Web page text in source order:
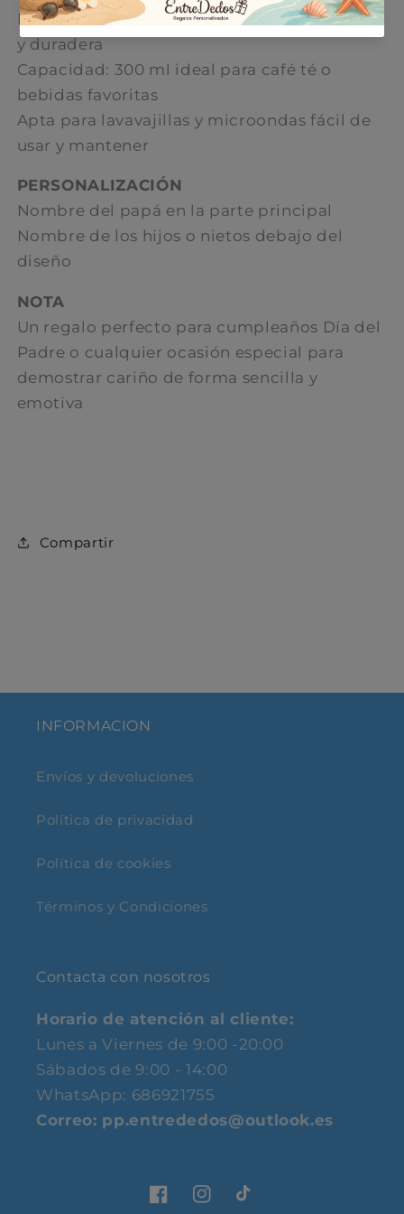
Material: cerámica de alta calidad resistente
y duradera
Capacidad: 300 ml ideal para café té o
bebidas favoritas
Apta para lavavajillas y microondas fácil de
usar y mantener
PERSONALIZACIÓN
Nombre del papá en la parte principal
Nombre de los hijos o nietos debajo del
diseño
NOTA
Un regalo perfecto para cumpleaños Día del
Padre o cualquier ocasión especial para
demostrar cariño de forma sencilla y
emotiva
C ompartir
INFORMACION
Envíos y devoluciones
Política de privacidad
Política de cookies
Términos y Condiciones
Contacta con nosotros
Horario de atención al cliente:
Lunes a Viernes de 9:00 -20:00
Sábados de 9:00 - 14:00
WhatsApp: 686921755
Correo: pp.entrededos@outlook.es
FacebookInstagram
TikTok